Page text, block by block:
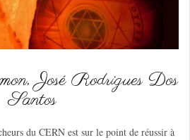
José Rodrigues Dos
Santos
du CERN est sur le point de réussir à